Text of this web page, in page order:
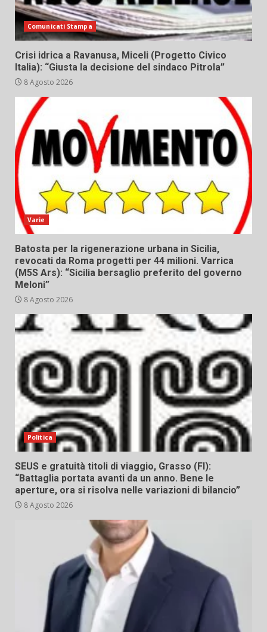
Comunicati Stampa
Crisi idrica a Ravanusa, Miceli (Progetto Civico
Italia): “Giusta la decisione del sindaco Pitrola”
8 Agosto 2026
Varie
Batosta per la rigenerazione urbana in Sicilia,
revocati da Roma progetti per 44 milioni. Varrica
(M5S Ars): “Sicilia bersaglio preferito del governo
Meloni”
8 Agosto 2026
Politica
SEUS e gratuità titoli di viaggio, Grasso (FI):
“Battaglia portata avanti da un anno. Bene le
aperture, ora si risolva nelle variazioni di bilancio”
8 Agosto 2026